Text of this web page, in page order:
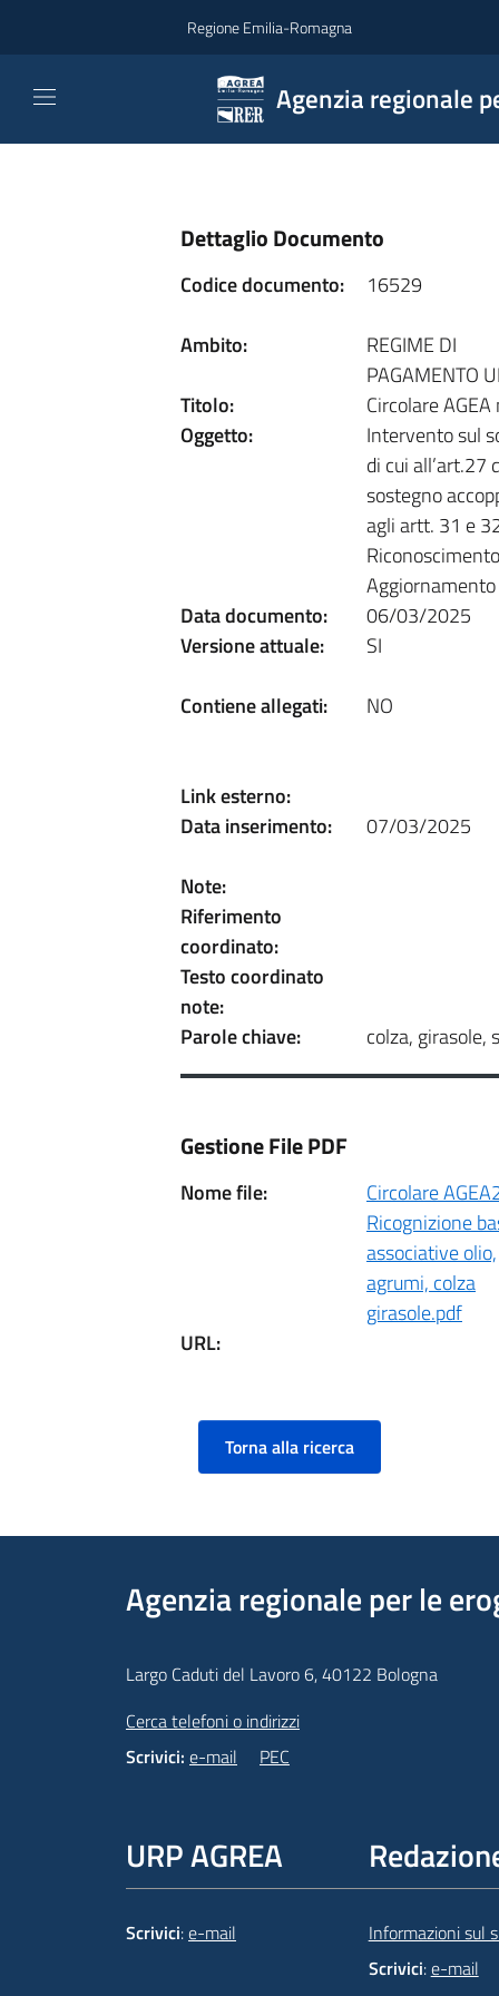
Regione Emilia-Romagna
Agenzia regionale
Dettaglio Documento
Codice documento:
16529
Ambito:
REGIME DI
PAGAMENTO
Titolo:
Circolare
Oggetto:
Intervento sul
di cui
sostegno
agli artt. 31 e
Data documento:
06/03/2025
Versione attuale:
SI
Contiene allegati:
NO
Link esterno:
Data inserimento:
07/03/2025
Note:
Riferimento
coordinato:
Testo coordinato
note:
Parole chiave:
colza, girasole,
Gestione File PDF
Nome file:
Circolare
Ricognizione
associative olio,
agrumi, colza
girasole.pdf
URL:
Torna alla ricerca
Agenzia regionale per le
Largo Caduti del Lavoro 6, 40122 Bologna
Cerca telefoni o indirizzi
Scrivici: e-mail PEC
URP AGREA
Scrivici:e-mail
Informazioni sul
Scrivici:e-mail